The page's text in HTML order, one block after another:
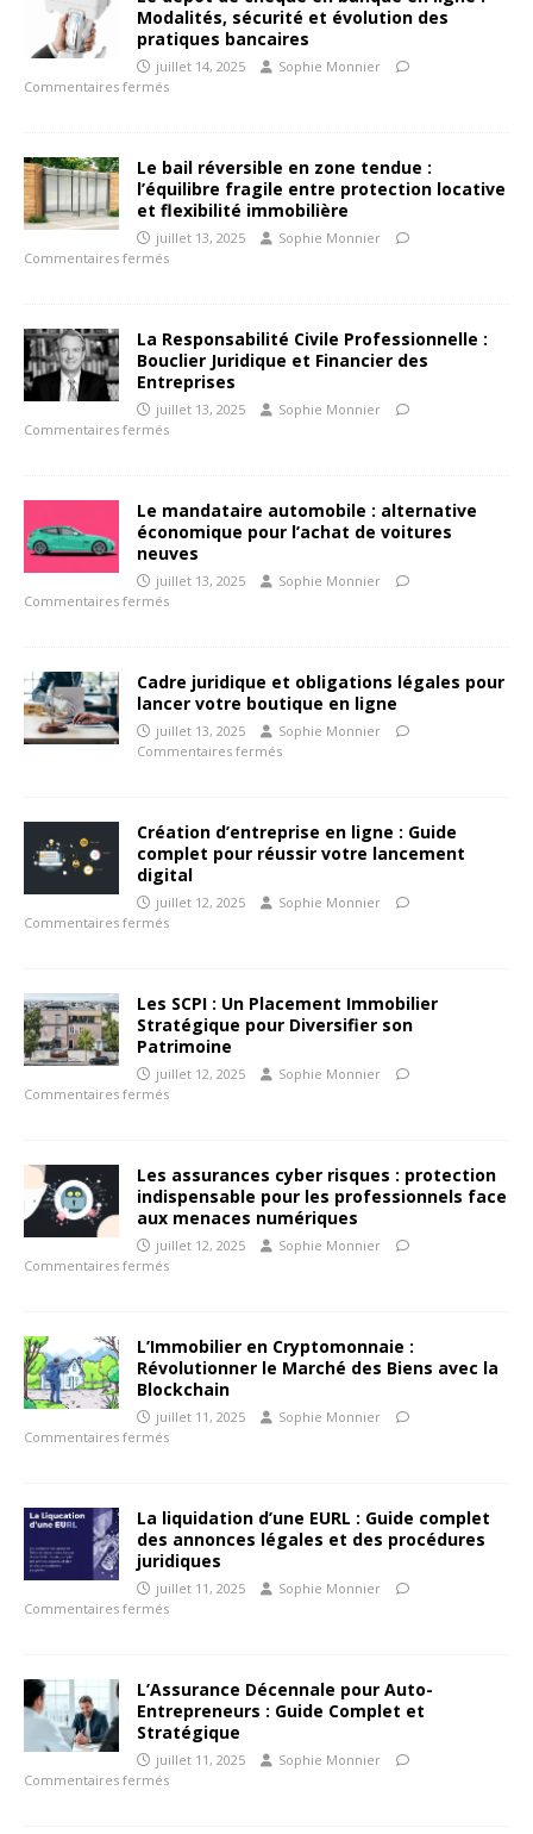
Modalités, sécurité et évolution des
pratiques bancaires
juillet 14, 2025
Sophie Monnier
Commentaires fermés
Le bail réversible en zone tendue :
l’équilibre fragile entre protection locative
et flexibilité immobilière
juillet 13, 2025
Sophie Monnier
Commentaires fermés
La Responsabilité Civile Professionnelle :
Bouclier Juridique et Financier des
Entreprises
juillet 13, 2025
Sophie Monnier
Commentaires fermés
Le mandataire automobile : alternative
économique pour l’achat de voitures
neuves
juillet 13, 2025
Sophie Monnier
Commentaires fermés
Cadre juridique et obligations légales pour
lancer votre boutique en ligne
juillet 13, 2025
Sophie Monnier
Commentaires fermés
Création d’entreprise en ligne : Guide
complet pour réussir votre lancement
digital
juillet 12, 2025
Sophie Monnier
Commentaires fermés
Les SCPI : Un Placement Immobilier
Stratégique pour Diversifier son
Patrimoine
juillet 12, 2025
Sophie Monnier
Commentaires fermés
Les assurances cyber risques : protection
indispensable pour les professionnels face
aux menaces numériques
juillet 12, 2025
Sophie Monnier
Commentaires fermés
L’Immobilier en Cryptomonnaie :
Révolutionner le Marché des Biens avec la
Blockchain
juillet 11, 2025
Sophie Monnier
Commentaires fermés
La liquidation d’une EURL : Guide complet
des annonces légales et des procédures
juridiques
juillet 11, 2025
Sophie Monnier
Commentaires fermés
L’Assurance Décennale pour Auto-
Entrepreneurs : Guide Complet et
Stratégique
juillet 11, 2025
Sophie Monnier
Commentaires fermés